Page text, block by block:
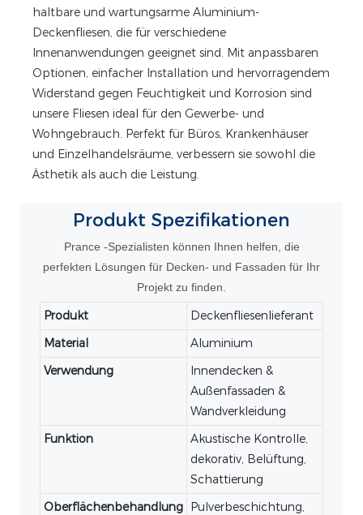
haltbare und wartungsarme Aluminium-
Deckenfliesen, die für verschiedene
Innenanwendungen geeignet sind. Mit anpassbaren
Optionen, einfacher Installation und hervorragendem
Widerstand gegen Feuchtigkeit und Korrosion sind
unsere Fliesen ideal für den Gewerbe- und
Wohngebrauch. Perfekt für Büros, Krankenhäuser
und Einzelhandelsräume, verbessern sie sowohl die
Ästhetik als auch die Leistung.
Produkt Spezifikationen
Prance -Spezialisten können Ihnen helfen, die
perfekten Lösungen für Decken- und Fassaden für Ihr
Projekt zu finden.
Produkt
Deckenfliesenlieferant
Material
Aluminium
Verwendung
Innendecken &
Außenfassaden &
Wandverkleidung
Funktion
Akustische Kontrolle,
dekorativ, Belüftung,
Schattierung
Oberflächenbehandlung Pulverbeschichtung,